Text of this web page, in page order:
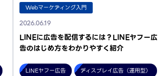
Webマーケティング入門
2026.06.19
LINEに広告を配信するには？LINEヤフー広
告のはじめ方をわかりやすく紹介
LINEヤフー広告 ディスプレイ広告（運用型）